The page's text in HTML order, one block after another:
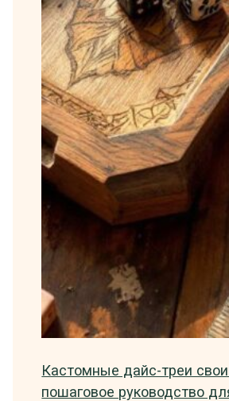
Кастомные дайс-треи
пошаговое руководство